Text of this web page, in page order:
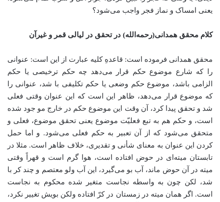
یعنی امساک و نماز فجر واجب می‌شود؟
کلام محقق همدانی(رحمه‌الله) در تحقق در لیالی قمر و غیرآن
محقق همدانی فرموده است: قاعده‌ِ کلیه عبارت از این است: عنوانی
را که شارع موضوع حکم قرار می‌دهد چه حکم ترخیصی یا حکم
الزامی باشد، موضوع حکم وضعی یا حکم تکلیفی با شد، عنوانی را
که موضوع قرار می‌دهد، ظاهر این است که این عنوان وقتی فعلی
شد و تحقق پیدا کرد، آن وقت این موضوع حکم در خارج مو جود شده
است، و حکم هم به تبع فعلیّت موضوع یعنی تحقق موضوع، فعلی و
متحقق می‌شود که از آن تعبیر به حکم فعلی می‌شود. و اما حمل
کردن این عنوان به معنای شأنی و تقدیری، خلاف ظاهر است. مثلا در
تابستان میته‌ای در حوض افتاده است، هوا گرم است و قهراً وقتی
میته در آن حوض ماند، آب بو می‌گیرد، این آب ولو معتصم و چند کر با
شد، لکن چون به واسطه نجاست متغیر شده محکوم به نجاست
است. اگر همان میته در زمستان در کرّ افتاده ولکن بویش تغییر نکرد،